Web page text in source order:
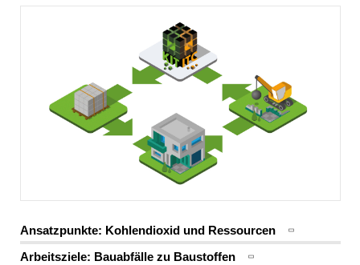
Ansatzpunkte: Kohlendioxid und Ressourcen
Arbeitsziele: Bauabfälle zu Baustoffen